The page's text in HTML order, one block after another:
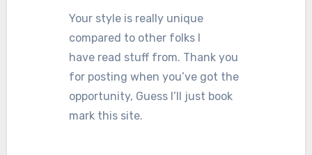
Your style is really unique
compared to other folks I
have read stuff from. Thank you
for posting when you’ve got the
opportunity, Guess I’ll just book
mark this site.